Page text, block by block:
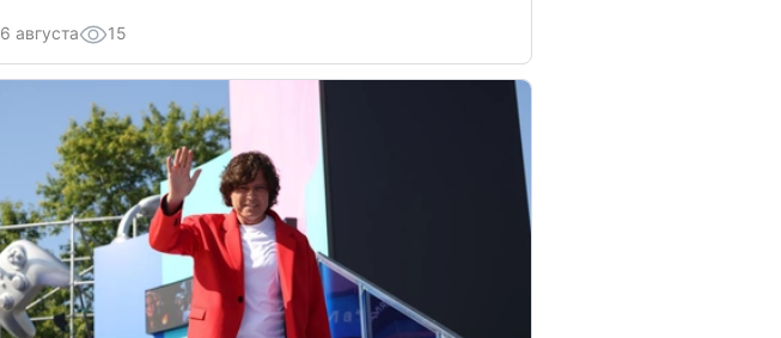
6 августа 15